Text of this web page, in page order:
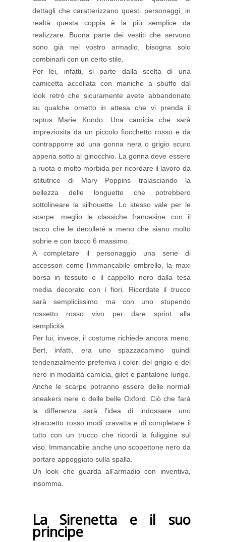
dettagli che caratterizzano questi personaggi, in
realtà questa coppia è la più semplice da
realizzare. Buona parte dei vestiti che servono
sono già nel vostro armadio, bisogna solo
combinarli con un certo stile.
Per lei, infatti, si parte dalla scelta di una
camicetta accollata con maniche a sbuffo dal
look retrò che sicuramente avete abbandonato
su qualche ometto in attesa che vi prenda il
raptus Marie Kondo. Una camicia che sarà
impreziosita da un piccolo fiocchetto rosso e da
contrapporre ad una gonna nera o grigio scuro
appena sotto al ginocchio. La gonna deve essere
a ruota o molto morbida per ricordare il lavoro da
istitutrice di Mary Poppins tralasciando la
bellezza delle longuette che potrebbero
sottolineare la silhouette. Lo stesso vale per le
scarpe: meglio le classiche francesine con il
tacco che le decolleté a meno che siano molto
sobrie e con tacco 6 massimo.
A completare il personaggio una serie di
accessori come l'immancabile ombrello, la maxi
borsa in tessuto e il cappello nero dalla tesa
media decorato con i fiori. Ricordate il trucco
sarà semplicissimo ma con uno stupendo
rossetto rosso vivo per dare sprint alla
semplicità.
Per lui, invece, il costume richiede ancora meno.
Bert, infatti, era uno spazzacamino quindi
tendenzialmente preferiva i colori del grigio e del
nero in modalità camicia, gilet e pantalone lungo.
Anche le scarpe potranno essere delle normali
sneakers nere o delle belle Oxford. Ciò che farà
la differenza sarà l'idea di indossare uno
straccetto rosso modi cravatta e di completare il
tutto con un trucco che ricordi la fuliggine sul
viso. Immancabile anche uno scopettone nero da
portare appoggiato sulla spalla.
Un look che guarda all'armadio con inventiva,
insomma.
La Sirenetta e il suo
principe